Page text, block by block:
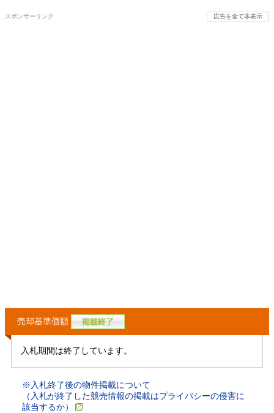
スポンサーリンク 広告を全て非表示
売却基準価額
入札期間は終了しています。
※入札終了後の物件掲載について
（入札が終了した競売情報の掲載はプライバシーの侵害に
該当するか）